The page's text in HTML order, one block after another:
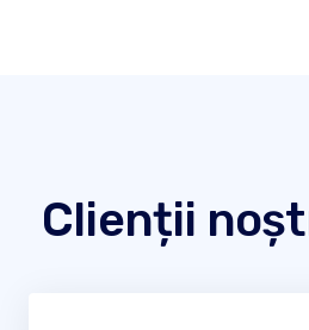
Clienții